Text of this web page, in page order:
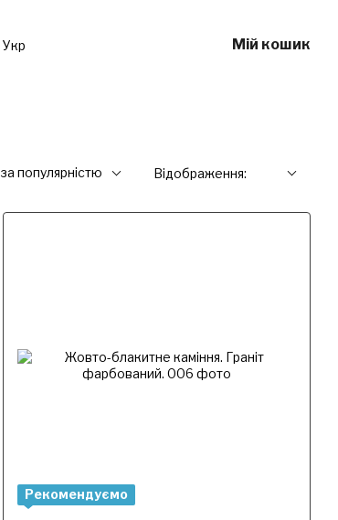
Укр Мій кошик
за популярністю Відображення:
Рекомендуємо